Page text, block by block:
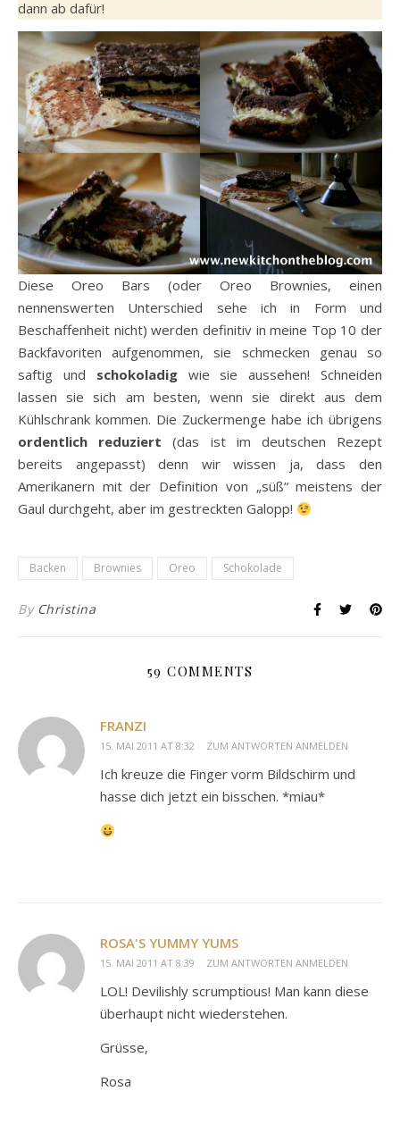
dann ab dafür!
Diese Oreo Bars (oder Oreo Brownies, einen
nennenswerten Unterschied sehe ich in Form und
Beschaffenheit nicht) werden definitiv in meine Top 10 der
Backfavoriten aufgenommen, sie schmecken genau so
saftig und schokoladigwie sie aussehen! Schneiden
lassen sie sich am besten, wenn sie direkt aus dem
Kühlschrank kommen. Die Zuckermenge habe ich übrigens
ordentlich reduziert (das ist im deutschen Rezept
bereits angepasst) denn wir wissen ja, dass den
Amerikanern mit der Definition von „süß“ meistens der
Gaul durchgeht, aber im gestreckten Galopp!
Backen Brownies Oreo Schokolade
By Christina
59 COMMENTS
FRANZI
15. MAI 2011 AT 8:32 ZUM ANTWORTEN ANMELDEN
Ich kreuze die Finger vorm Bildschirm und
hasse dich jetzt ein bisschen. *miau*
ROSA'S YUMMY YUMS
15. MAI 2011 AT 8:39 ZUM ANTWORTEN ANMELDEN
LOL! Devilishly scrumptious! Man kann diese
überhaupt nicht wiederstehen.
Grüsse,
Rosa